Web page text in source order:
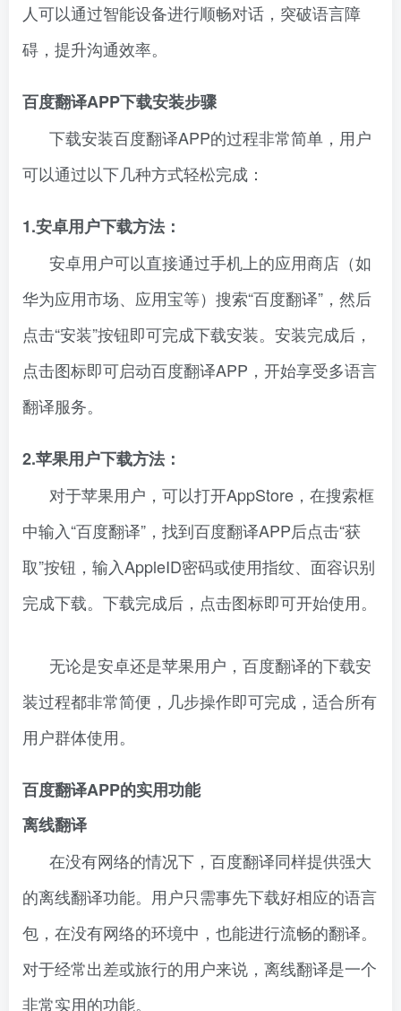
人可以通过智能设备进行顺畅对话，突破语言障
碍，提升沟通效率。
百度翻译APP下载安装步骤
下载安装百度翻译APP的过程非常简单，用户
可以通过以下几种方式轻松完成：
1.安卓用户下载方法：
安卓用户可以直接通过手机上的应用商店（如
华为应用市场、应用宝等）搜索“百度翻译”，然后
点击“安装”按钮即可完成下载安装。安装完成后，
点击图标即可启动百度翻译APP，开始享受多语言
翻译服务。
2.苹果用户下载方法：
对于苹果用户，可以打开AppStore，在搜索框
中输入“百度翻译”，找到百度翻译APP后点击“获
取”按钮，输入AppleID密码或使用指纹、面容识别
完成下载。下载完成后，点击图标即可开始使用。
无论是安卓还是苹果用户，百度翻译的下载安
装过程都非常简便，几步操作即可完成，适合所有
用户群体使用。
百度翻译APP的实用功能
离线翻译
在没有网络的情况下，百度翻译同样提供强大
的离线翻译功能。用户只需事先下载好相应的语言
包，在没有网络的环境中，也能进行流畅的翻译。
对于经常出差或旅行的用户来说，离线翻译是一个
非常实用的功能。